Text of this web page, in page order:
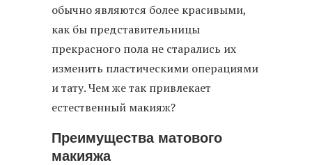
обычно являются более красивыми,
как бы представительницы
прекрасного пола не старались их
изменить пластическими операциями
и тату. Чем же так привлекает
естественный макияж?
Преимущества матового
макияжа